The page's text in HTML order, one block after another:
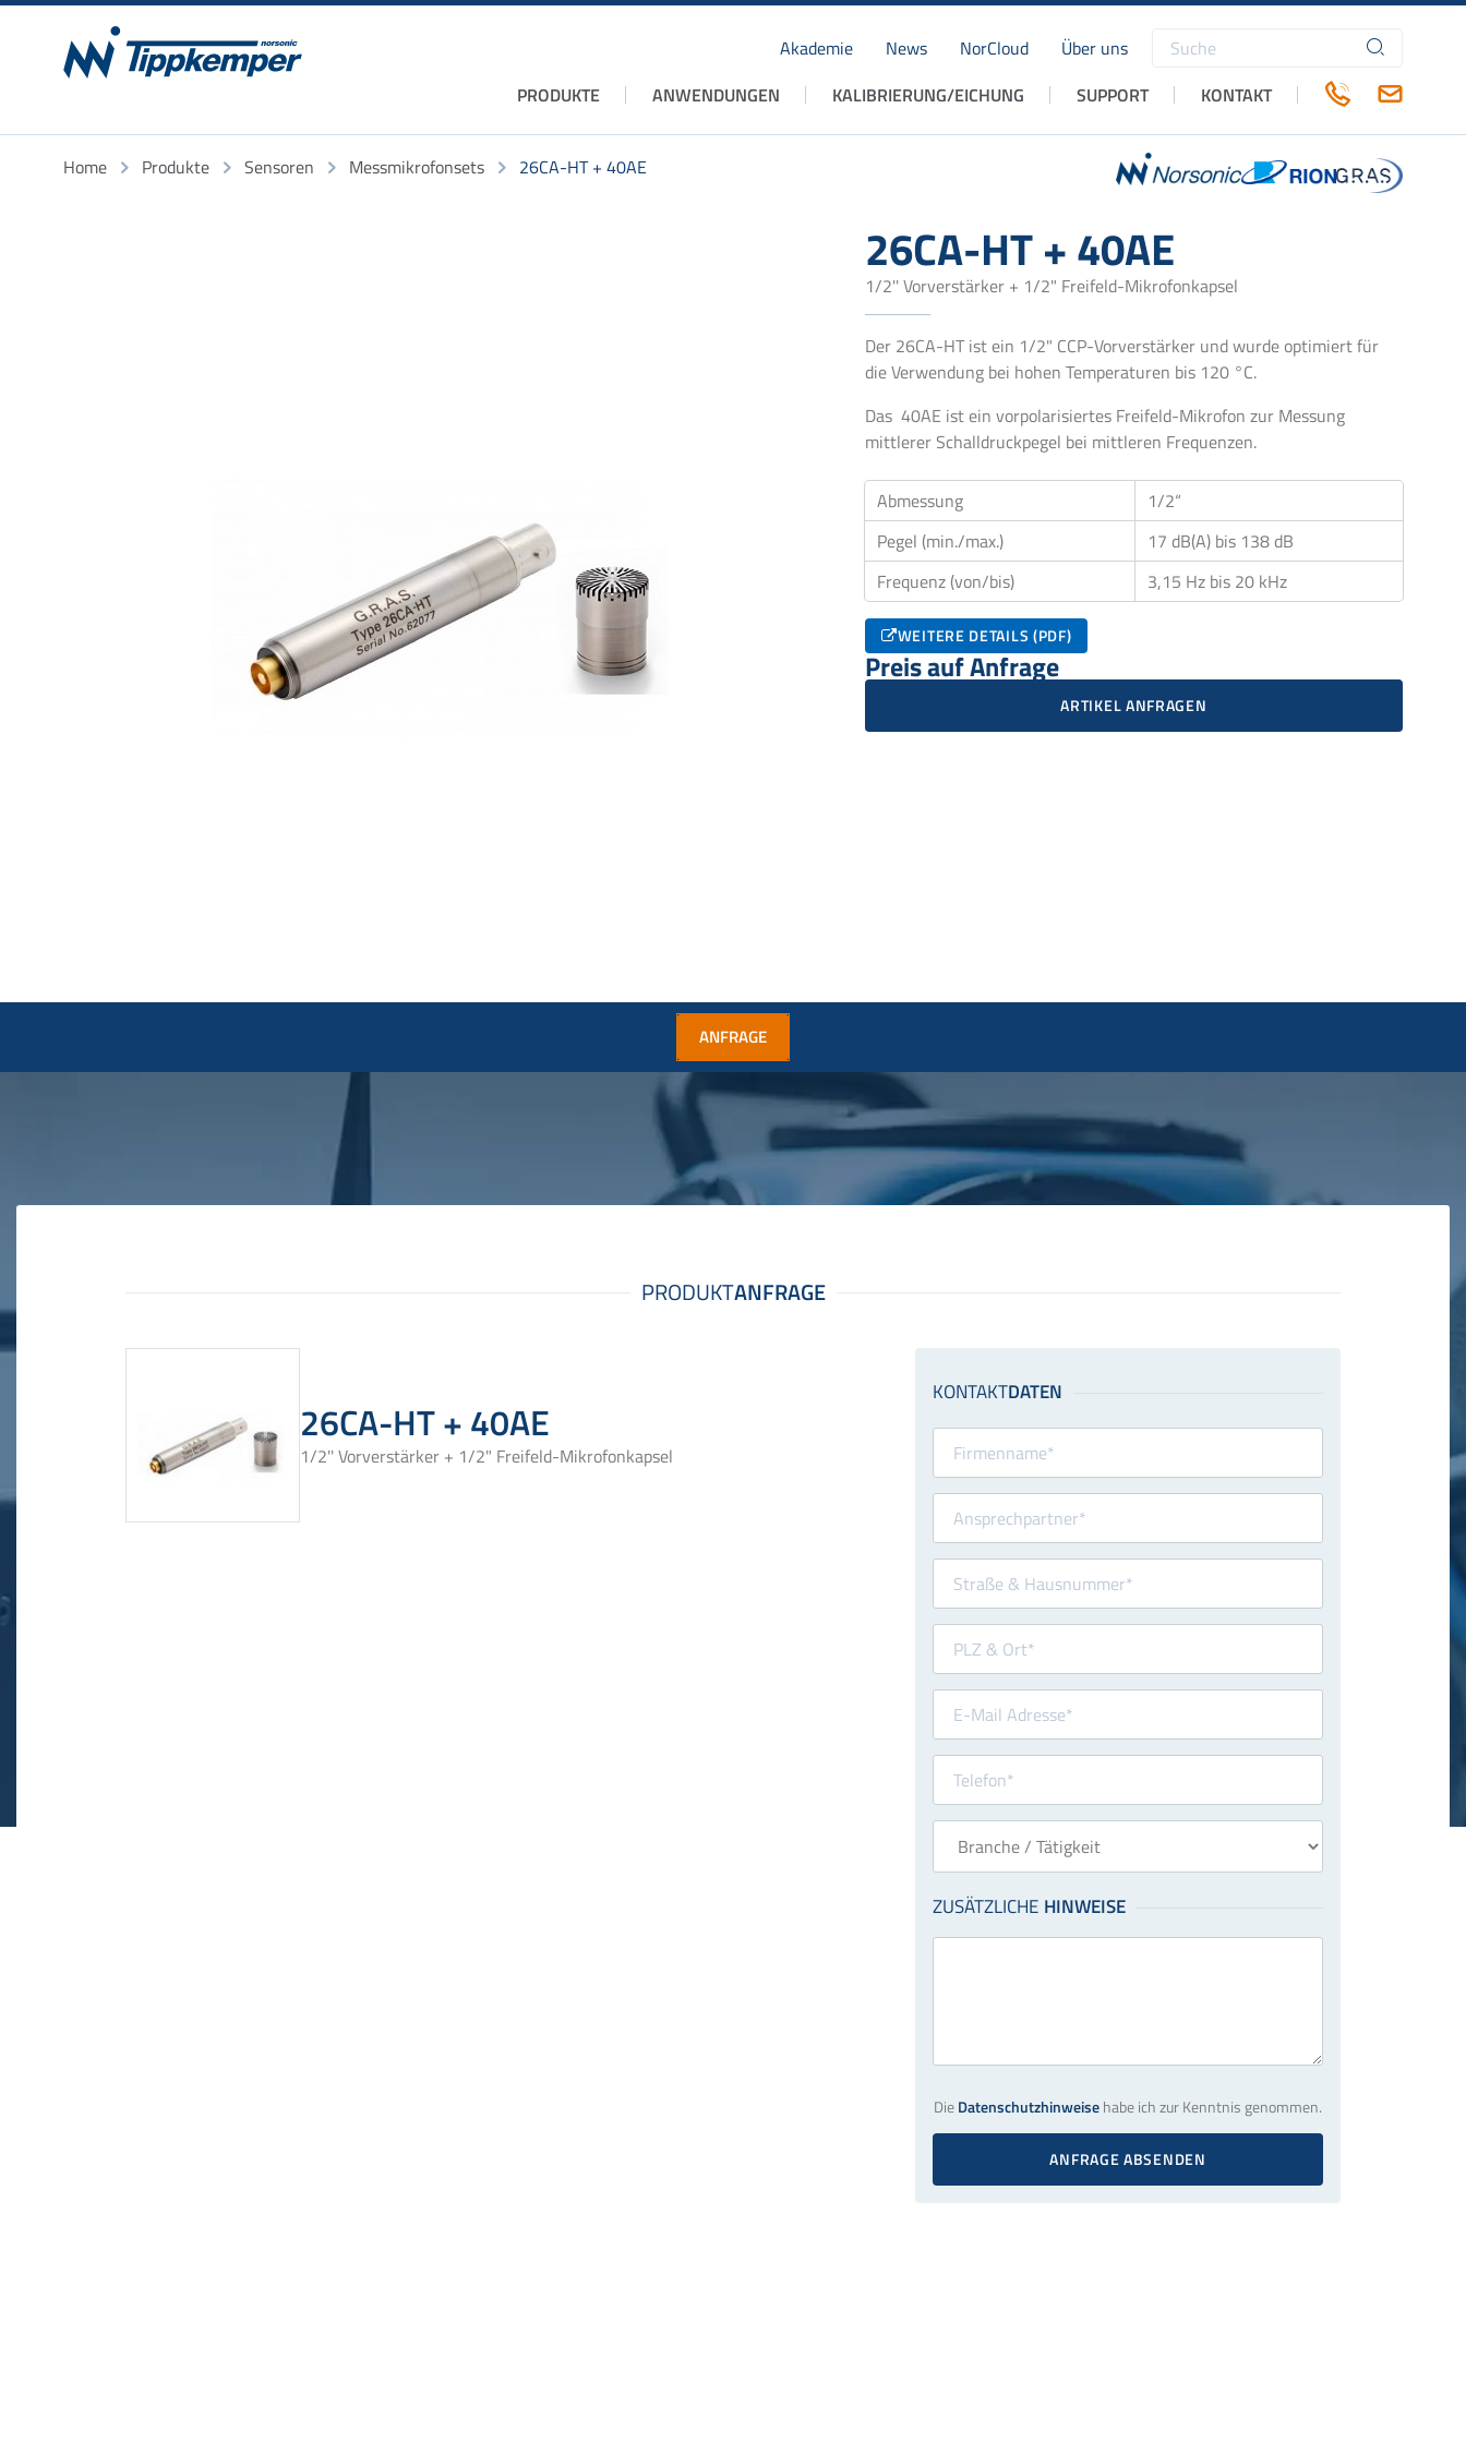
Akademie News NorCloud Über uns
Suchbegriffe
Navigation
PRODUKTE ANWENDUNGEN KALIBRIERUNG/EICHUNG SUPPORT KONTAKT
Home Produkte Sensoren Messmikrofonsets 26CA-HT + 40AE
26CA-HT + 40AE
1/2'' Vorverstärker + 1/2" Freifeld-Mikrofonkapsel
Der 26CA-HT ist ein 1/2" CCP-Vorverstärker und wurde optimiert für
die Verwendung bei hohen Temperaturen bis 120 °C.
Das 40AE ist ein vorpolarisiertes Freifeld-Mikrofon zur Messung
mittlerer Schalldruckpegel bei mittleren Frequenzen.
Abmessung
1/2“
Pegel (min./max.)
17 dB(A) bis 138 dB
Frequenz (von/bis)
3,15 Hz bis 20 kHz
WEITERE DETAILS (PDF)
Preis auf Anfrage
ARTIKEL ANFRAGEN
ANFRAGE
26CA-HT + 40AE
1/2'' Vorverstärker + 1/2" Freifeld-Mikrofonkapsel
DieDatenschutzhinweisehabe ich zur Kenntnis genommen.
ANFRAGE ABSENDEN